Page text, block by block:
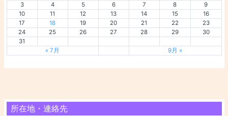
3
4 5 6 7 8
9
10
11 12 13 14 15
16
17
18 19 20 21 22
23
24
25 26 27 28 29
30
31
« 7月
9月 »
所在地・連絡先